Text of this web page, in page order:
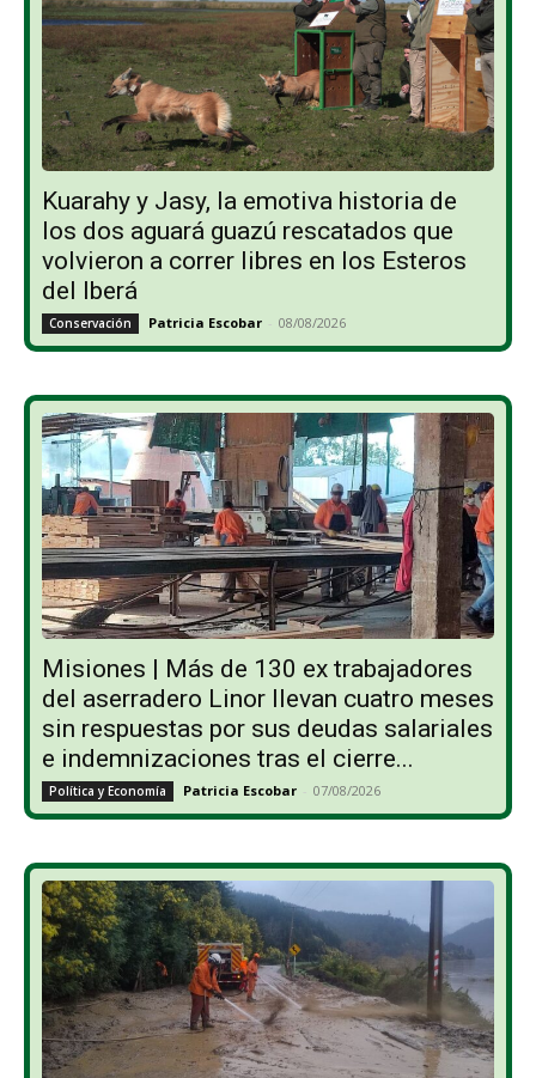
Kuarahy y Jasy, la emotiva historia de
los dos aguará guazú rescatados que
volvieron a correr libres en los Esteros
del Iberá
Conservación Patricia Escobar - 08/08/2026
Misiones | Más de 130 ex trabajadores
del aserradero Linor llevan cuatro meses
sin respuestas por sus deudas salariales
e indemnizaciones tras el cierre...
Política y Economía Patricia Escobar - 07/08/2026